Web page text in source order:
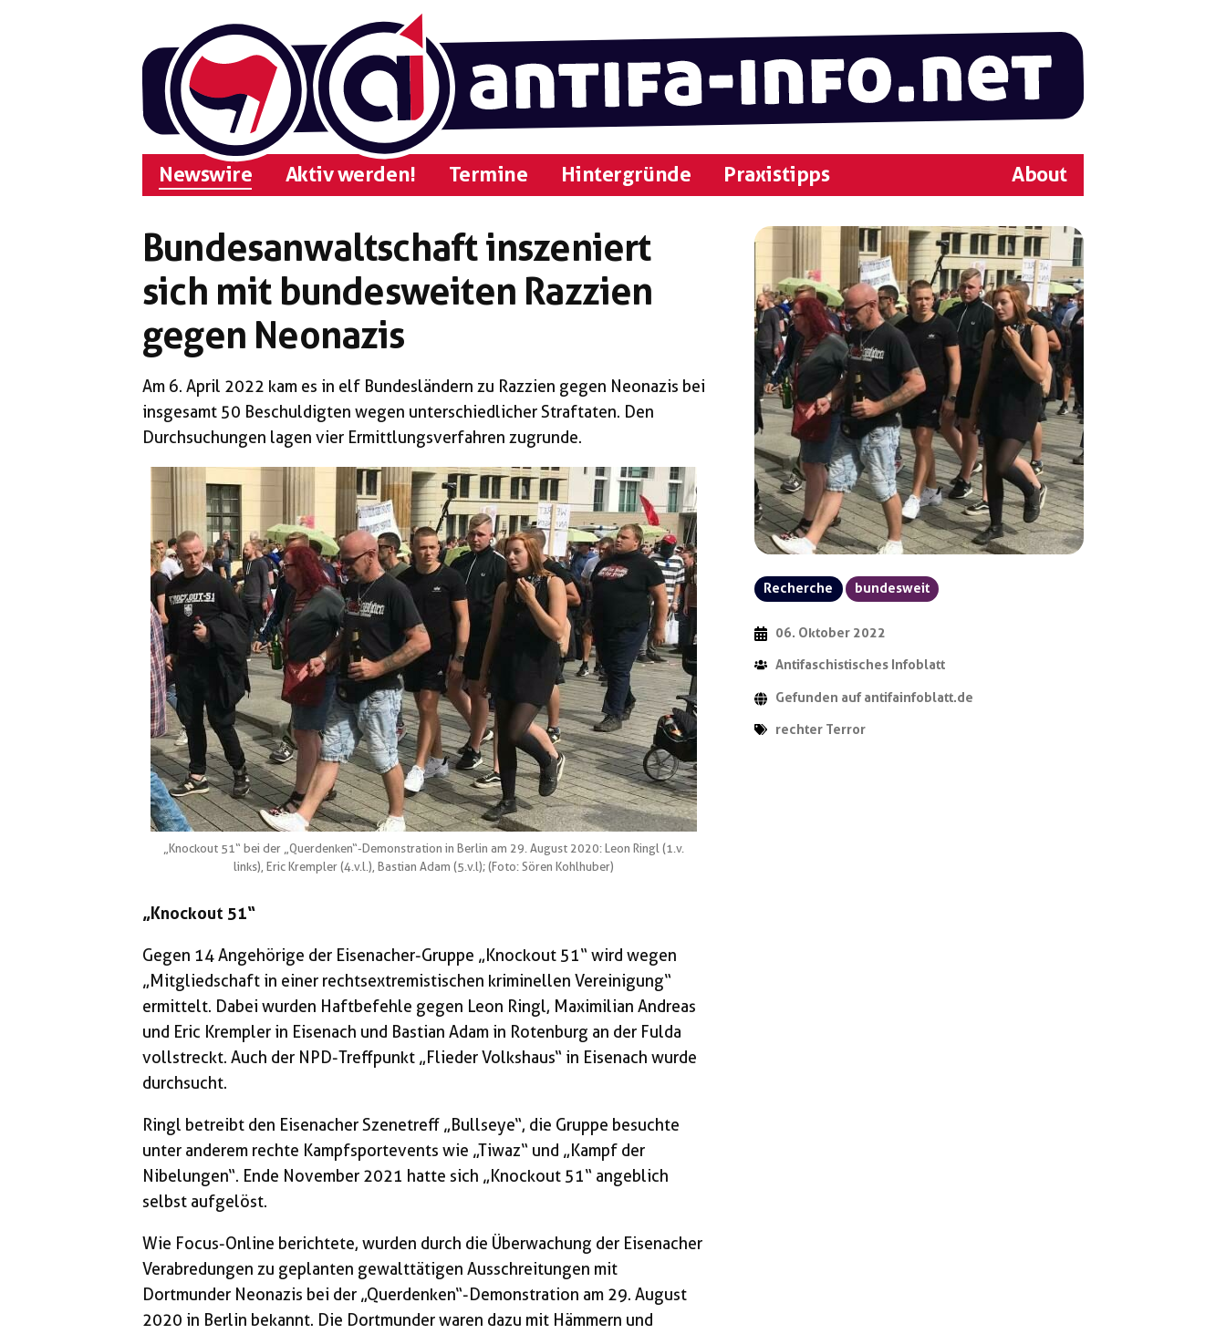
Newswire Aktiv werden! Termine Hintergründe Praxistipps About
Bundesanwaltschaft inszeniert
sich mit bundesweiten Razzien
gegen Neonazis
Recherche bundesweit
06. Oktober 2022
Antifaschistisches Infoblatt
Gefunden auf antifainfoblatt.de
rechter Terror
Am 6. April 2022 kam es in elf Bundesländern zu Razzien gegen Neonazis bei
insgesamt 50 Beschuldigten wegen unterschiedlicher Straftaten. Den
Durchsuchungen lagen vier Ermittlungsverfahren zugrunde.
„Knockout 51“ bei der „Querdenken“-Demonstration in Berlin am 29. August 2020: Leon Ringl (1.v.
links), Eric Krempler (4.v.l.), Bastian Adam (5.v.l); (Foto: Sören Kohlhuber)
„Knockout 51“
Gegen 14 Angehörige der Eisen­acher-­Gruppe „Knockout 51“ wird wegen
„Mitgliedschaft in einer rechtsextremistischen kriminellen Vereinigung“
ermittelt. Dabei wurden Haftbefehle gegen Leon Ringl, Maximilian Andreas
und Eric Krem­pler in Eisenach und Bastian Adam in Roten­burg an der Fulda
vollstreckt. Auch der NPD-Treffpunkt „Flieder Volkshaus“ in Eisenach wurde
durc­h­sucht.
Ringl betreibt den Eisenacher Szenetreff „Bullseye“, die Gruppe besuchte
unter anderem rechte Kampf­­sportevents wie „Tiwaz“ und „Kampf der
Nibelungen“. Ende November 2021 hatte sich „Knockout 51“ angeblich
selbst aufgelöst.
Wie Focus-Online berichtete, wurden durch die Überwachung der Eisenacher
Verabredungen zu geplanten gewalttätigen Ausschreitungen mit
Dortmunder Neo­nazis bei der „Querdenken“-Demonstration am 29. August
2020 in Berlin bekannt. Die Dortmunder waren dazu mit Hämmern und